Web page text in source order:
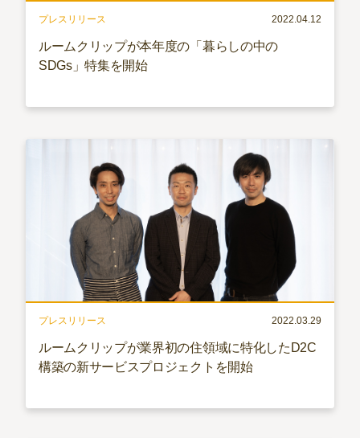
プレスリリース 2022.04.12
ルームクリップが本年度の「暮らしの中の
SDGs」特集を開始
プレスリリース 2022.03.29
ルームクリップが業界初の住領域に特化したD2C
構築の新サービスプロジェクトを開始